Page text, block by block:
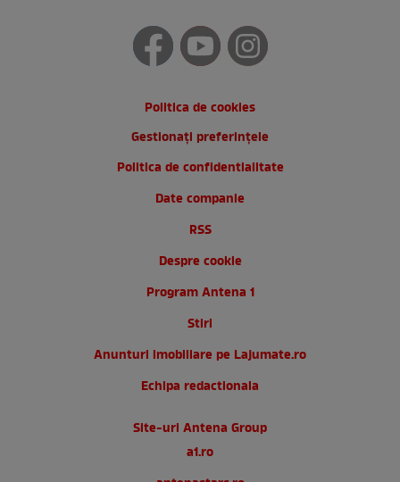
Politica de cookies
Gestionați preferințele
Politica de confidentialitate
Date companie
RSS
Despre cookie
Program Antena 1
Stiri
Anunturi imobiliare pe Lajumate.ro
Echipa redactionala
Site-uri Antena Group
a1.ro